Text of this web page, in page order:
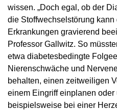
wissen. „Doch egal, ob der
die Stoffwechselstörung kann
Erkrankungen gravierend
Professor Gallwitz. So
etwa diabetesbedingte
Nierenschwäche und
behalten, einen zeitweiligen
einem Eingriff einplanen
beispielsweise bei einer